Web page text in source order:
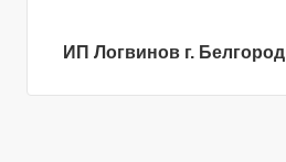
ИП Логвинов г. Белгород